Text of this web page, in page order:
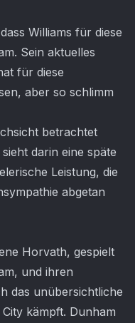
Williams für diese
Sein aktuelles
für diese
aber so schlimm
betrachtet
darin eine späte
Leistung, die
abgetan
Horvath, gespielt
und ihren
das unübersichtliche
kämpft. Dunham